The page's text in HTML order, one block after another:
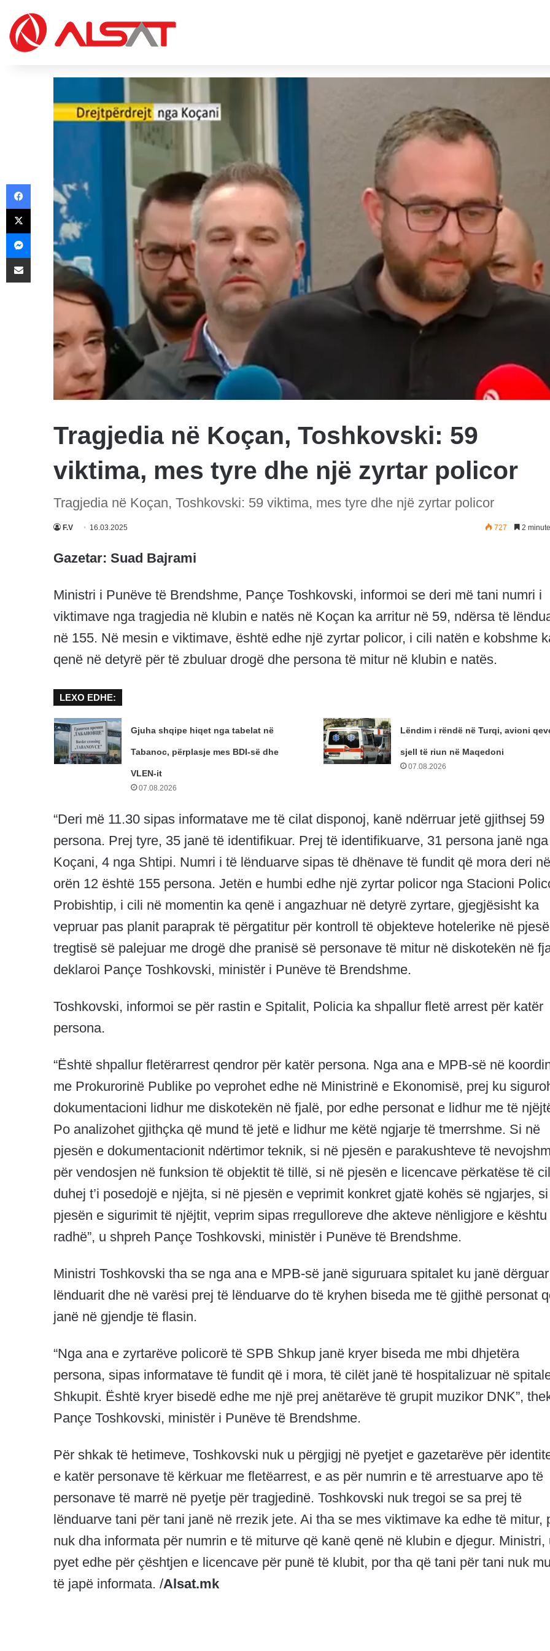
Tragjedia në Koçan, Toshkovski: 59
viktima, mes tyre dhe një zyrtar policor
Tragjedia në Koçan, Toshkovski: 59 viktima, mes tyre dhe një zyrtar policor
F.V 16.03.2025 727 2
Gazetar: Suad Bajrami
Ministri i Punëve të Brendshme, Pançe Toshkovski, informoi se deri më tani numri i
viktimave nga tragjedia në klubin e natës në Koçan ka arritur në 59, ndërsa të
në 155. Në mesin e viktimave, është edhe një zyrtar policor, i cili natën e kobshme
qenë në detyrë për të zbuluar drogë dhe persona të mitur në klubin e natës.
LEXO EDHE:
Gjuha shqipe hiqet nga tabelat në
Tabanoc, përplasje mes BDI-së dhe
VLEN-it
07.08.2026
Lëndim i rëndë në Turqi, avioni
sjell të riun në Maqedoni
07.08.2026
“Deri më 11.30 sipas informatave me të cilat disponoj, kanë ndërruar jetë gjithsej 59
persona. Prej tyre, 35 janë të identifikuar. Prej të identifikuarve, 31 persona janë nga
Koçani, 4 nga Shtipi. Numri i të lënduarve sipas të dhënave të fundit që mora deri në
orën 12 është 155 persona. Jetën e humbi edhe një zyrtar policor nga Stacioni
Probishtip, i cili në momentin ka qenë i angazhuar në detyrë zyrtare, gjegjësisht ka
vepruar pas planit paraprak të përgatitur për kontroll të objekteve hotelerike në
tregtisë së palejuar me drogë dhe pranisë së personave të mitur në diskotekën në
deklaroi Pançe Toshkovski, ministër i Punëve të Brendshme.
Toshkovski, informoi se për rastin e Spitalit, Policia ka shpallur fletë arrest për katër
persona.
“Është shpallur fletërarrest qendror për katër persona. Nga ana e MPB-së në
me Prokurorinë Publike po veprohet edhe në Ministrinë e Ekonomisë, prej ku
dokumentacioni lidhur me diskotekën në fjalë, por edhe personat e lidhur me të
Po analizohet gjithçka që mund të jetë e lidhur me këtë ngjarje të tmerrshme. Si në
pjesën e dokumentacionit ndërtimor teknik, si në pjesën e parakushteve të
për vendosjen në funksion të objektit të tillë, si në pjesën e licencave përkatëse të
duhej t’i posedojë e njëjta, si në pjesën e veprimit konkret gjatë kohës së ngjarjes,
pjesën e sigurimit të njëjtit, veprim sipas rregulloreve dhe akteve nënligjore e kështu
radhë”, u shpreh Pançe Toshkovski, ministër i Punëve të Brendshme.
Ministri Toshkovski tha se nga ana e MPB-së janë siguruara spitalet ku janë
lënduarit dhe në varësi prej të lënduarve do të kryhen biseda me të gjithë personat
janë në gjendje të flasin.
“Nga ana e zyrtarëve policorë të SPB Shkup janë kryer biseda me mbi dhjetëra
persona, sipas informatave të fundit që i mora, të cilët janë të hospitalizuar në
Shkupit. Është kryer bisedë edhe me një prej anëtarëve të grupit muzikor DNK”,
Pançe Toshkovski, ministër i Punëve të Brendshme.
Për shkak të hetimeve, Toshkovski nuk u përgjigj në pyetjet e gazetarëve për
e katër personave të kërkuar me fletëarrest, e as për numrin e të arrestuarve apo të
personave të marrë në pyetje për tragjedinë. Toshkovski nuk tregoi se sa prej të
lënduarve tani për tani janë në rrezik jete. Ai tha se mes viktimave ka edhe të mitur,
nuk dha informata për numrin e të miturve që kanë qenë në klubin e djegur. Ministri,
pyet edhe për çështjen e licencave për punë të klubit, por tha që tani për tani nuk
të japë informata. /Alsat.mk
Facebook
X
Messenger
Share via Email